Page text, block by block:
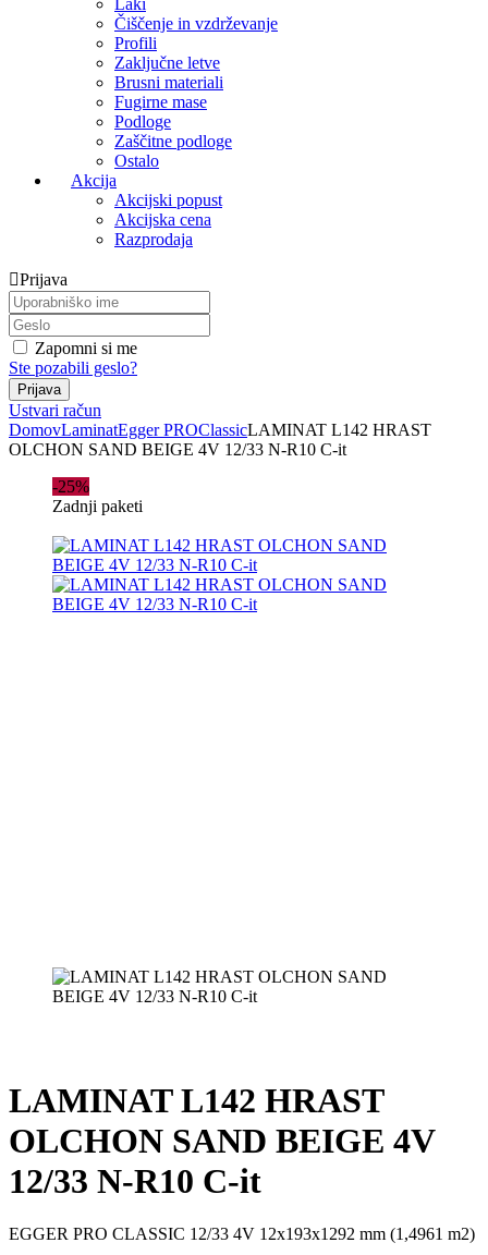
Laki
Čiščenje in vzdrževanje
Profili
Zaključne letve
Brusni materiali
Fugirne mase
Podloge
Zaščitne podloge
Ostalo
Akcija
Akcijski popust
Akcijska cena
Razprodaja
Prijava
Zapomni si me
Ste pozabili geslo?
Ustvari račun
DomovLaminatEgger PROClassicLAMINAT L142 HRAST
OLCHON SAND BEIGE 4V 12/33 N-R10 C-it
-25%
Zadnji paketi
LAMINAT L142 HRAST
OLCHON SAND BEIGE 4V
12/33 N-R10 C-it
EGGER PRO CLASSIC 12/33 4V 12x193x1292 mm (1,4961 m2)